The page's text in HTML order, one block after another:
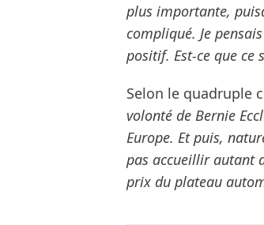
plus importante,
compliqué. Je
positif. Est-ce que ce
Selon le quadruple
volonté de Bernie
Europe. Et puis,
pas accueillir autant
prix du plateau